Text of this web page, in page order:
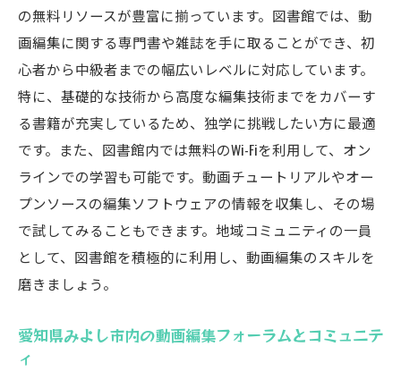
の無料リソースが豊富に揃っています。図書館では、動
画編集に関する専門書や雑誌を手に取ることができ、初
心者から中級者までの幅広いレベルに対応しています。
特に、基礎的な技術から高度な編集技術までをカバーす
る書籍が充実しているため、独学に挑戦したい方に最適
です。また、図書館内では無料のWi-Fiを利用して、オン
ラインでの学習も可能です。動画チュートリアルやオー
プンソースの編集ソフトウェアの情報を収集し、その場
で試してみることもできます。地域コミュニティの一員
として、図書館を積極的に利用し、動画編集のスキルを
磨きましょう。
愛知県みよし市内の動画編集フォーラムとコミュニテ
ィ